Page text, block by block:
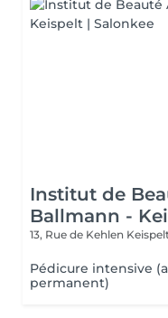
Institut de
Ballmann -
13, Rue de Kehlen
Pédicure intensive
permanent)